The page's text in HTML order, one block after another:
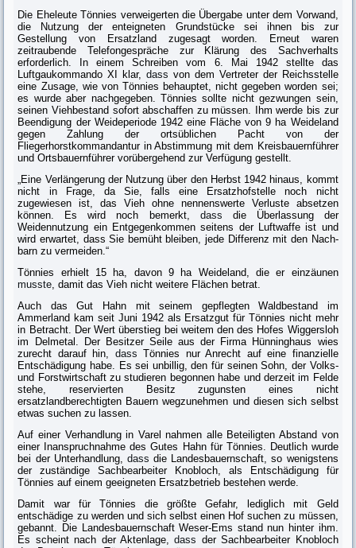
Die Eheleute Tönnies verweigerten die Übergabe unter dem Vorwand,
die Nutzung der enteigneten Grundstücke sei ihnen bis zur
Gestellung von Ersatz­land zugesagt worden. Erneut waren
zeitraubende Telefongespräche zur Klä­rung des Sachverhalts
erforderlich. In einem Schreiben vom 6. Mai 1942 stellte das
Luftgaukommando XI klar,dass von dem Vertreter der Reichsstelle
eine Zusage, wie von Tönnies behauptet, nicht gegeben worden sei;
es wurde aber nachgegeben. Tönnies sollte nicht gezwungen sein,
seinen Viehbestand sofort abschaffen zu müssen. Ihm werde bis zur
Beendigung der Weideperiode 1942 eine Fläche von 9 ha Weideland
gegen Zahlung der ortsüblichen Pacht von der
Fliegerhorstkommandantur in Abstimmung mit dem Kreisbauernführer
und Ortsbauernführer vorübergehend zur Verfügung gestellt.
„Eine Verlängerung der Nutzung über den Herbst 1942 hinaus, kommt
nicht in Frage, da Sie, falls eine Ersatzhofstelle noch nicht
zugewiesen ist, das Vieh ohne nennenswerte Verluste absetzen
können. Es wird noch bemerkt, dass die Überlassung der
Weidennutzung ein Entgegenkommen seitens der Luftwaffe ist und
wird erwartet, dass Sie bemüht bleiben, jede Differenz mit den Nach­
barn zu vermeiden.“
Tönnies erhielt 15 ha, davon 9 ha Weideland, die er einzäunen
musste , damit das Vieh nicht weitere Flächen betrat.
Auch das Gut Hahn mit seinem gepflegten Waldbestand im
Ammerland kam seit Juni 1942 als Ersatzgut für Tönnies nicht mehr
in Betracht. Der Wert über­stieg bei weitem den des Hofes Wiggersloh
im Delmetal. Der Besitzer Seile aus der Firma Hünninghaus wies
zurecht darauf hin, dass Tönnies nur Anrecht auf eine finanzielle
Entschädigung habe. Es sei unbillig, den für seinen Sohn, der Volks-
und Forstwirtschaft zu studieren begonnen habe und derzeit im Felde
stehe, reservierten Besitz zugunsten eines nicht
ersatzlandberechtigten Bauern wegzunehmen und diesen sich selbst
etwas suchen zu lassen.
Auf einer Verhandlung in Varel nahmen alle Beteiligten Abstand von
einer Inanspruchnahme des Gutes Hahn für Tönnies. Deutlich wurde
bei der Unter­handlung, dass die Landesbauernschaft, so wenigstens
der zuständige Sachbear­beiter Knobloch, als Entschädigung für
Tönnies auf einem geeigneten Ersatz­betrieb bestehen werde.
Damit war für Tönnies die größte Gefahr, lediglich mit Geld
entschädige zu werden und sich selbst einen Hof suchen zu müssen,
gebannt. Die Landesbau­ernschaft Weser-Ems stand nun hinter ihm.
Es scheint nach der Aktenlage,dass der Sachbearbeiter Knobloch